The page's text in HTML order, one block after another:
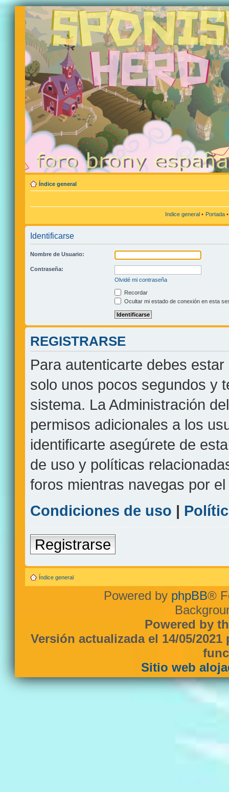
Índice general
Indice general • Portada
Identificarse
Nombre de Usuario:
Contraseña:
Olvidé mi contraseña
Recordar
Ocultar mi estado de conexión en esta
REGISTRARSE
Para autenticarte debes
solo unos pocos segundos y
sistema. La Administración
permisos adicionales a los
identificarte asegúrete de
de uso y políticas
foros mientras navegas por el
Condiciones de uso |
Registrarse
Índice general
Powered by phpBB®
Powered by
Versión actualizada el 14/05/
Sitio web